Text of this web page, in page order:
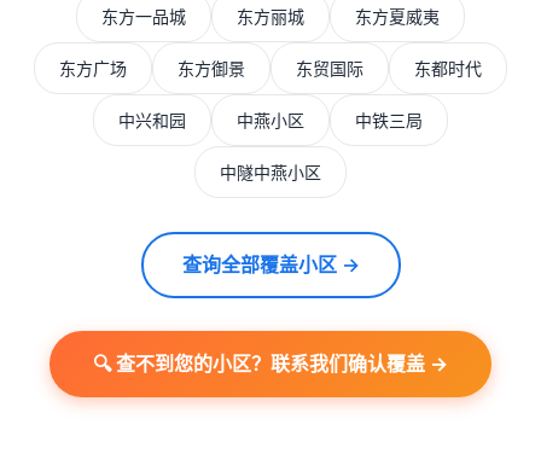
东方一品城 东方丽城 东方夏威夷
东方广场 东方御景 东贸国际 东都时代
中兴和园 中燕小区 中铁三局
中隧中燕小区
查询全部覆盖小区 →
🔍 查不到您的小区？联系我们确认覆盖 →